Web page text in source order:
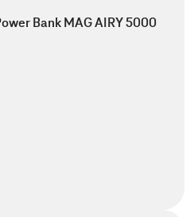
Bank MAG AIRY 5000